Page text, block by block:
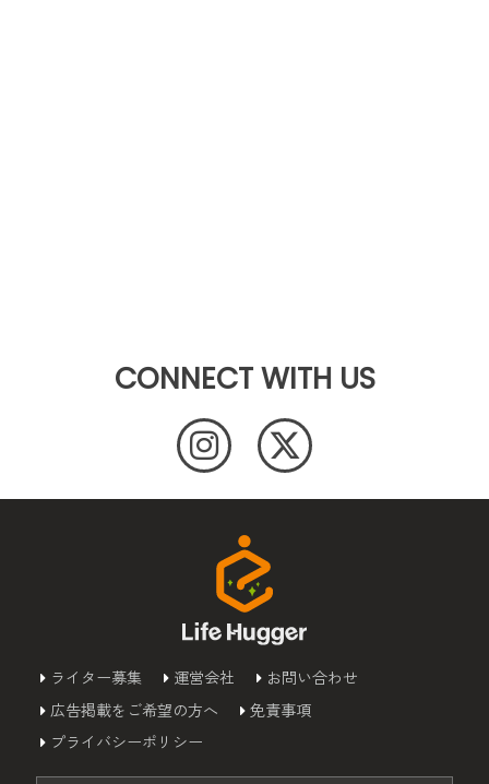
CONNECT WITH US
ライター募集 運営会社
お問い合わせ
広告掲載をご希望の方へ
免責事項
プライバシーポリシー